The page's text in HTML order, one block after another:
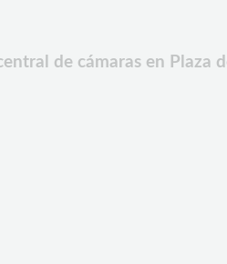
de cámaras en Plaza